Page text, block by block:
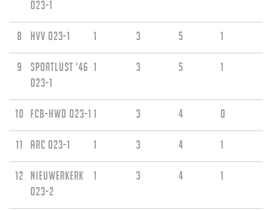
O23-1
8 HVV O23-1 1 3 5 1
9
Sportlust '46
O23-1
1 3 5 1
10 FCB-HWD O23-1 1 3 4 0
11 ARC O23-1 1 3 4 1
12 Nieuwerkerk
O23-2
1 3 4 1